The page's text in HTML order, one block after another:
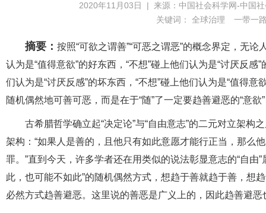
2020年11月03日 | 来源：中国社会科学网-中国
关键词： 全球治理 一带一
摘要： 按照“可欲之谓善”“可恶之谓恶”的概念界定，无
认为是“值得意欲”的好东西，“不想”碰上他们认为是“讨厌反
们认为是“讨厌反感”的坏东西，“不想”碰上他们认为是“值得
随机偶然地可善可恶，而是在于“随”了一定要趋善避恶的“意欲
古希腊哲学确立起“决定论”与“自由意志”的二元对立架构
架构：“如果人是善的，且他只有如此意愿才能行正当，那
罪。”直到今天，许多学者还在用类似的说法彰显意志的“自由
此，也可能不如此”的随机偶然方式，想趋于善就趋于善，想
必然方式趋善避恶。这里说的善恶是广义上的，因此趋善避